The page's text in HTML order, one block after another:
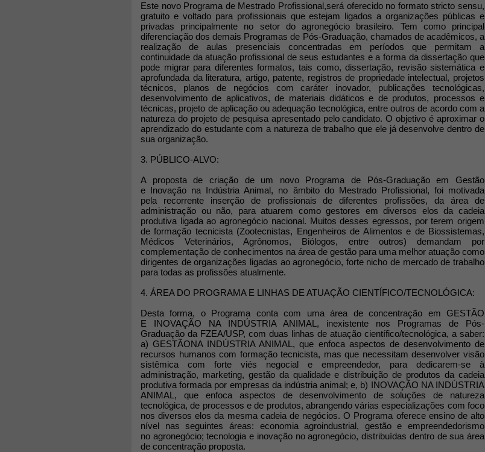
Este novo Programa de Mestrado Profissional,será oferecido no formato stricto sensu,
gratuito e voltado para profissionais que estejam ligados a organizações públicas e
privadas principalmente no setor do agronegócio brasileiro. Tem como principal
diferenciação dos demais Programas de Pós-Graduação, chamados de acadêmicos, a
realização de aulas presenciais concentradas em períodos que permitam a
continuidade da atuação profissional de seus estudantes e a forma da dissertação que
pode migrar para diferentes formatos, tais como, dissertação, revisão sistemática e
aprofundada da literatura, artigo, patente, registros de propriedade intelectual, projetos
técnicos, planos de negócios com caráter inovador, publicações tecnológicas,
desenvolvimento de aplicativos, de materiais didáticos e de produtos, processos e
técnicas, projeto de aplicação ou adequação tecnológica, entre outros de acordo com a
natureza do projeto de pesquisa apresentado pelo candidato. O objetivo é aproximar o
aprendizado do estudante com a natureza de trabalho que ele já desenvolve dentro de
sua organização.
3. PÚBLICO-ALVO:
A proposta de criação de um novo Programa de Pós-Graduação em Gestão
e Inovação na Indústria Animal, no âmbito do Mestrado Profissional, foi motivada
pela recorrente inserção de profissionais de diferentes profissões, da área de
administração ou não, para atuarem como gestores em diversos elos da cadeia
produtiva ligada ao agronegócio nacional. Muitos desses egressos, por terem origem
de formação tecnicista (Zootecnistas, Engenheiros de Alimentos e de Biossistemas,
Médicos Veterinários, Agrônomos, Biólogos, entre outros) demandam por
complementação de conhecimentos na área de gestão para uma melhor atuação como
dirigentes de organizações ligadas ao agronegócio, forte nicho de mercado de trabalho
para todas as profissões atualmente.
4. ÁREA DO PROGRAMA E LINHAS DE ATUAÇÃO CIENTÍFICO/TECNOLÓGICA:
Desta forma, o Programa conta com uma área de concentração em GESTÃO
E INOVAÇÃO NA INDÚSTRIA ANIMAL, inexistente nos Programas de Pós-
Graduação da FZEA/USP, com duas linhas de atuação científico/tecnológica, a saber:
a) GESTÃONA INDÚSTRIA ANIMAL, que enfoca aspectos de desenvolvimento de
recursos humanos com formação tecnicista, mas que necessitam desenvolver visão
sistêmica com forte viés negocial e empreendedor, para dedicarem-se à
administração, marketing, gestão da qualidade e distribuição de produtos da cadeia
produtiva formada por empresas da indústria animal; e, b) INOVAÇÃO NA INDÚSTRIA
ANIMAL, que enfoca aspectos de desenvolvimento de soluções de natureza
tecnológica, de processos e de produtos, abrangendo várias especializações com foco
nos diversos elos da mesma cadeia de negócios. O Programa oferece ensino de alto
nível nas seguintes áreas: economia agroindustrial, gestão e empreendedorismo
no agronegócio; tecnologia e inovação no agronegócio, distribuídas dentro de sua área
de concentração proposta.